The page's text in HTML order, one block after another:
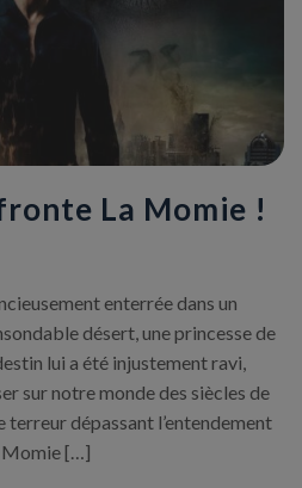
La Momie !
enterrée dans un
désert, une princesse de
lui a été injustement ravi,
sur notre monde des siècles de
dépassant l’entendement
Momie […]